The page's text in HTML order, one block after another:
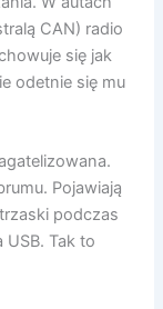
CAN) radio
się jak
odetnie się mu
Pojawiają
podczas
USB. Tak to